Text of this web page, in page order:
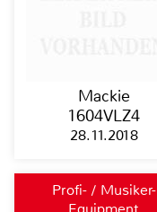
Mackie
1604VLZ4
28.11.2018
Profi- / Musiker-